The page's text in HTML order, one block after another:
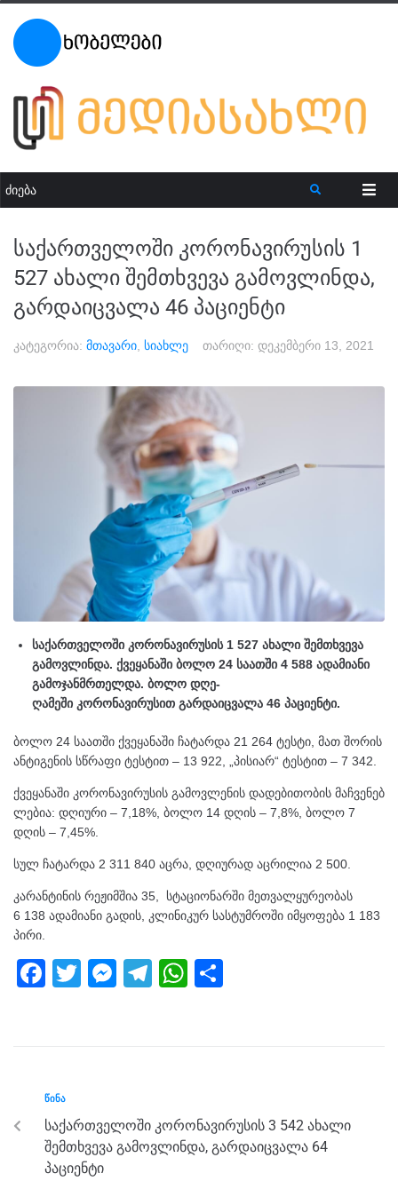
საქართველოში კორონავირუსის 1
527 ახალი შემთხვევა გამოვლინდა,
გარდაიცვალა 46 პაციენტი
კატეგორია: მთავარი სიახლე თარიღი: დეკემბერი 13, 2021
საქართველოში კორონავირუსის 1 527 ახალი შემთხვევა
გამოვლინდა. ქვეყანაში ბოლო 24 საათში 4 588 ადამიანი
გამოჯანმრთელდა. ბოლო დღე-
ღამეში კორონავირუსით გარდაიცვალა 46 პაციენტი.
ბოლო 24 საათში ქვეყანაში ჩატარდა 21 264 ტესტი, მათ შორის
ანტიგენის სწრაფი ტესტით – 13 922, „პისიარ“ ტესტით – 7 342.
ქვეყანაში კორონავირუსის გამოვლენის დადებითობის მაჩვენებ
ლებია: დღიური – 7,18%, ბოლო 14 დღის – 7,8%, ბოლო 7
დღის – 7,45%.
სულ ჩატარდა 2 311 840 აცრა, დღიურად აცრილია 2 500.
კარანტინის რეჟიმშია 35, სტაციონარში მეთვალყურეობას
6 138 ადამიანი გადის, კლინიკურ სასტუმროში იმყოფება 1 183
პირი.
F
b
o
o
k
T
M
g
er
T
m
W
p
p
ᲬᲘᲜᲐ
საქართველოში კორონავირუსის 3 542 ახალი
შემთხვევა გამოვლინდა, გარდაიცვალა 64
პაციენტი